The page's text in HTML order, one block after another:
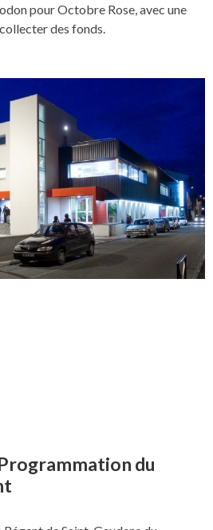
pour Octobre Rose, avec une
des fonds.
du